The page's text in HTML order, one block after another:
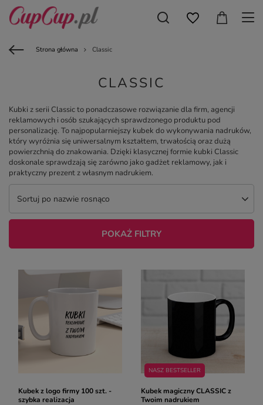
Strona główna Classic
CLASSIC
Kubki z serii Classic to ponadczasowe rozwiązanie dla firm, agencji
reklamowych i osób szukających sprawdzonego produktu pod
personalizację. To najpopularniejszy kubek do wykonywania nadruków,
który wyróżnia się uniwersalnym kształtem, trwałością oraz dużą
powierzchnią do znakowania. Dzięki klasycznej formie kubki Classic
doskonale sprawdzają się zarówno jako gadżet reklamowy, jak i
praktyczny prezent z własnym nadrukiem.
Sortuj po nazwie rosnąco
POKAŻ FILTRY
Kubek z logo firmy 100 szt. -
szybka realizacja
NASZ BESTSELLER
Kubek magiczny CLASSIC z
Twoim nadrukiem